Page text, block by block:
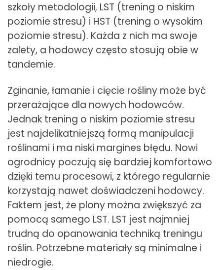
szkoły metodologii, LST (trening o niskim
poziomie stresu) i HST (trening o wysokim
poziomie stresu). Każda z nich ma swoje
zalety, a hodowcy często stosują obie w
tandemie.
Zginanie, łamanie i cięcie rośliny może być
przerażające dla nowych hodowców.
Jednak trening o niskim poziomie stresu
jest najdelikatniejszą formą manipulacji
roślinami i ma niski margines błędu. Nowi
ogrodnicy poczują się bardziej komfortowo
dzięki temu procesowi, z którego regularnie
korzystają nawet doświadczeni hodowcy.
Faktem jest, że plony można zwiększyć za
pomocą samego LST. LST jest najmniej
trudną do opanowania techniką treningu
roślin. Potrzebne materiały są minimalne i
niedrogie.